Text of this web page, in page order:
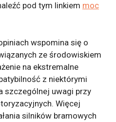
pod tym linkiem moc
wspomina się o
ze środowiskiem
na ekstremalne
z niektórymi
szczególnej uwagi przy
Więcej
silników bramowych